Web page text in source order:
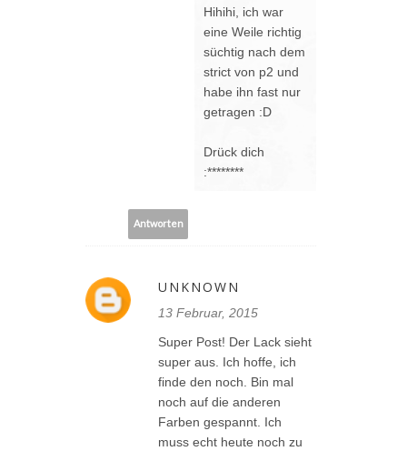
Hihihi, ich war
eine Weile richtig
süchtig nach dem
strict von p2 und
habe ihn fast nur
getragen :D
Drück dich
:********
Antworten
UNKNOWN
13 Februar, 2015
Super Post! Der Lack sieht
super aus. Ich hoffe, ich
finde den noch. Bin mal
noch auf die anderen
Farben gespannt. Ich
muss echt heute noch zu